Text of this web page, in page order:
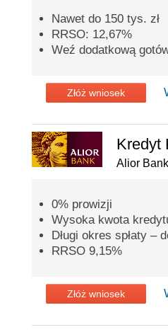
Nawet do 150 tys. zł
RRSO: 12,67%
Weź dodatkową
Złóż wniosek
Kredyt
Alior Bank
0% prowizji
Wysoka kwota
Długi okres spłaty –
RRSO 9,15%
Złóż wniosek